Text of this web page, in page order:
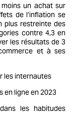
un achat sur
de l’inflation se
plus restreinte des
contre 4,3 en
les résultats de 3
et à ses
les internautes
en ligne en 2023
les habitudes